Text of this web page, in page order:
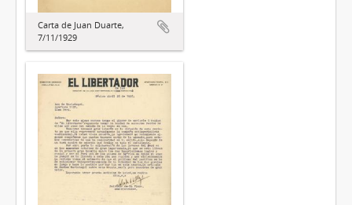
Carta de Juan Duarte,
7/11/1929